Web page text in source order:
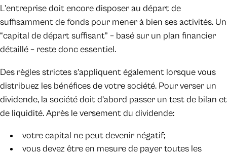
L’entreprise doit encore disposer au départ de
suffisamment de fonds pour mener à bien ses activités. Un
“capital de départ suffisant” – basé sur un plan financier
détaillé – reste donc essentiel.
Des règles strictes s’appliquent également lorsque vous
distribuez les bénéfices de votre société. Pour verser un
dividende, la société doit d’abord passer un test de bilan et
de liquidité. Après le versement du dividende:
votre capital ne peut devenir négatif;
vous devez être en mesure de payer toutes les